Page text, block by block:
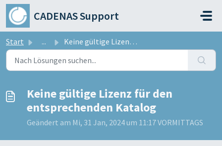
Zum hauptsächlichen Inhalt gehen
CADENAS Support
Start ... Keine gültige Lizenz für den entsprechenden Katalog
Keine gültige Lizenz für den
entsprechenden Katalog
Geändert am Mi, 31 Jan, 2024 um 11:17 VORMITTAGS